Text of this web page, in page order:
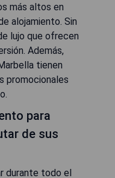
más altos en
alojamiento. Sin
lujo que ofrecen
Además,
tienen
promocionales
para
de sus
durante todo el